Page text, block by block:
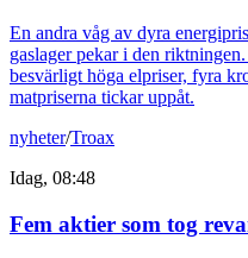
En andra våg av dyra
gaslager pekar i den
besvärligt höga elpriser, fyra
matpriserna tickar uppåt.
nyheter/Troax
Idag, 08:48
Fem aktier som tog